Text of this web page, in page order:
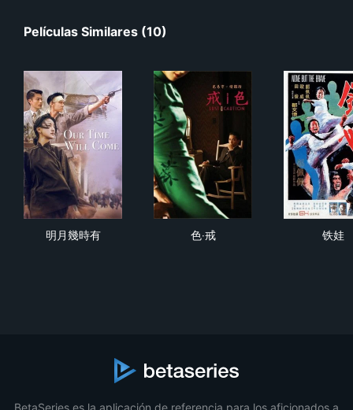
Películas Similares (10)
明月幾時有 色‧戒 铁娃
BetaSeries es la aplicación de referencia para los aficionados a